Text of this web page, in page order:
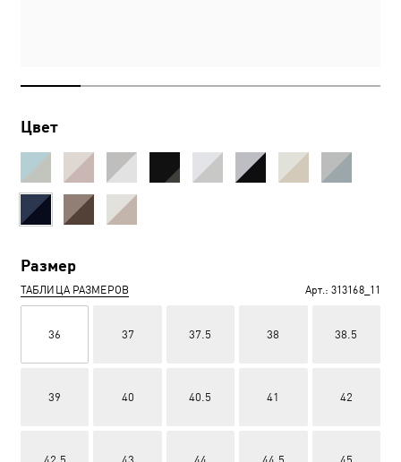
Цвет
Размер
ТАБЛИЦА РАЗМЕРОВ Арт.: 313168_11
36 37 37.5 38 38.5
39 40 40.5 41 42
42.5 43 44 44.5 45